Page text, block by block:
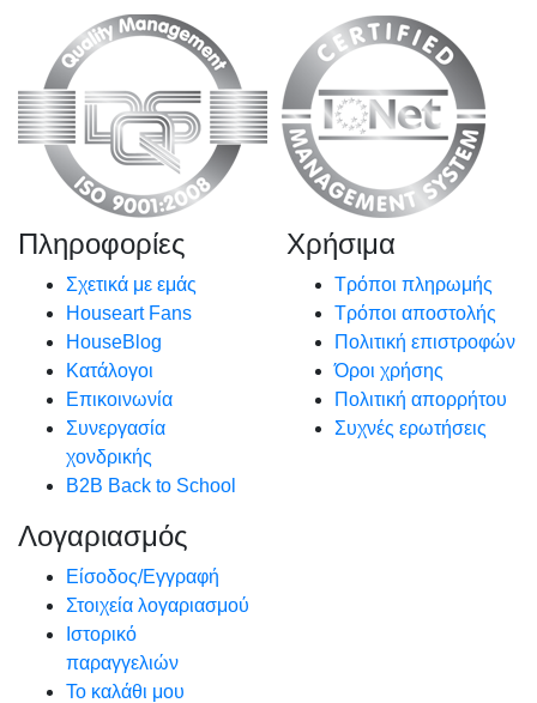
Πληροφορίες
Σχετικά με εμάς
Houseart Fans
HouseBlog
Κατάλογοι
Επικοινωνία
Συνεργασία
χονδρικής
B2B Back to School
Χρήσιμα
Τρόποι πληρωμής
Τρόποι αποστολής
Πολιτική επιστροφών
Όροι χρήσης
Πολιτική απορρήτου
Συχνές ερωτήσεις
Λογαριασμός
Είσοδος/Εγγραφή
Στοιχεία λογαριασμού
Ιστορικό
παραγγελιών
Το καλάθι μου